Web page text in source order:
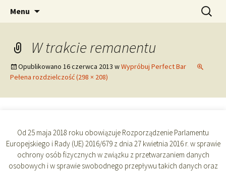
Perfect Bar
Profesjonalne inwentaryzacje alkoholi
Menu Szukaj:
W trakcie remanentu
Opublikowano 16 czerwca 2013 wWypróbuj Perfect Bar
Pełena rozdzielczość (298 × 208)
Następny→
Od 25 maja 2018 roku obowiązuje Rozporządzenie Parlamentu
Europejskiego i Rady (UE) 2016/679 z dnia 27 kwietnia 2016 r. w sprawie
ochrony osób fizycznych w związku z przetwarzaniem danych
osobowych i w sprawie swobodnego przepływu takich danych oraz